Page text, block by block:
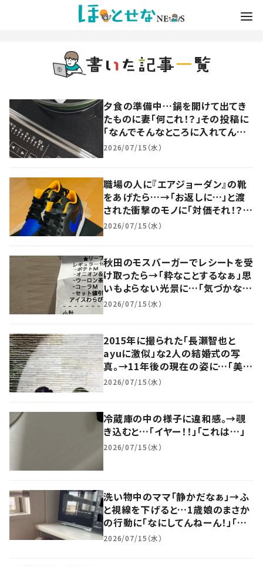
夕食の準備中…鍋を開けて出てき
たものに妻「何これ！？」その投稿に
「なんでそんなところに入れてんね
んww」「絶対毎日使うやつww」
2026/07/15（水）
職場の人に『エアジョーダン』の靴
をあげたら…→「お返しに…」と渡
された衝撃のモノに「対価それ！？
w」「わらしべ長者ですね！」
2026/07/15（水）
秋田のモスバーガーでレシートを受
け取ったら→「粋なことするなぁ」思
いもよらない光景に…「気づかなか
った」「全国の比べてみてみたい」
2026/07/15（水）
2015年に撮られた「長瀬智也と
ayuに激似」な2人の結婚式の写
真。→11年後の現在の姿に…「美男
美女夫婦…！！！！」「11年経ってま
2026/07/15（水）
冷蔵庫の中の様子に違和感。→覗
き込むと…「イヤー！！」「これは…」
2026/07/15（水）
洗い物中のママ「静かだなぁ」→ふ
と視線を下げると…1歳娘のまさか
の行動に「なにしてんねーん！」「う
ちもこれやられた」「怒れない笑」
2026/07/15（水）